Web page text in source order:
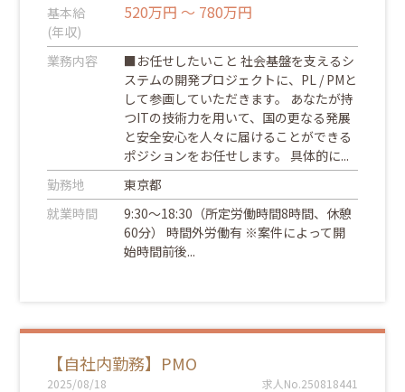
基本給
(年収)
520万円 ～ 780万円
業務内容
■お任せしたいこと 社会基盤を支えるシ
ステムの開発プロジェクトに、PL / PMと
して参画していただきます。 あなたが持
つITの技術力を用いて、国の更なる発展
と安全安心を人々に届けることができる
ポジションをお任せします。 具体的に...
勤務地
東京都
就業時間
9:30～18:30（所定労働時間8時間、休憩
60分） 時間外労働有 ※案件によって開
始時間前後...
【自社内勤務】PMO
2025/08/18 求人No.250818441